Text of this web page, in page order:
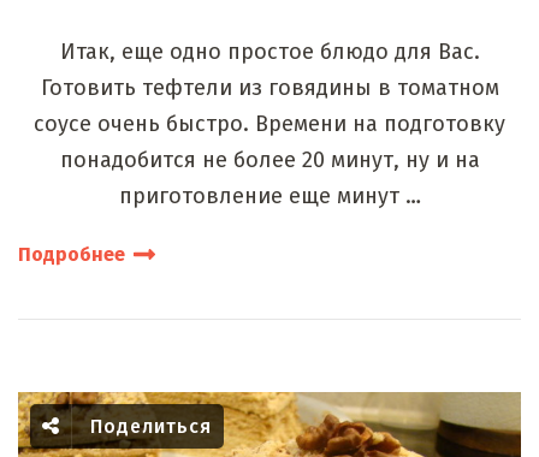
Итак, еще одно простое блюдо для Вас.
Готовить тефтели из говядины в томатном
соусе очень быстро. Времени на подготовку
понадобится не более 20 минут, ну и на
приготовление еще минут …
Подробнее
Поделиться